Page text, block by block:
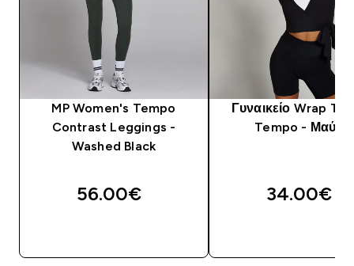
MP Women's Tempo
Contrast Leggings -
Washed Black
56.00€‎
Γυναικείο Wrap
Tempo - Μαύρο
34.00€‎